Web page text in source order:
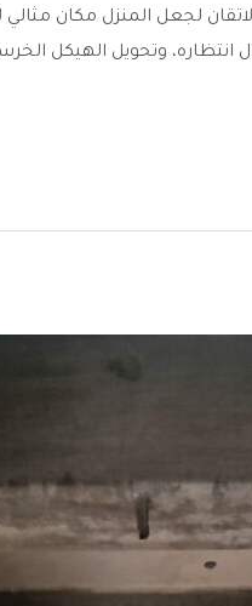
لجعل المنزل مكان
انتظاره، وتحويل الهيكل